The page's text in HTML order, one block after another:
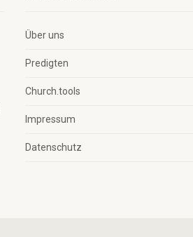
Über uns
Predigten
Church.tools
Impressum
Datenschutz